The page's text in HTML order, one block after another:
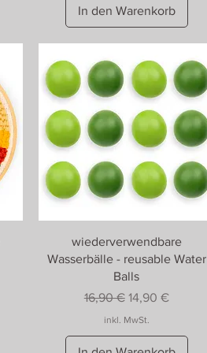
In den Warenkorb
wiederverwendbare
Wasserbälle - reusable Water
Balls
Standardpreis
16,90 € Sale-Preis
14,90 €
inkl. MwSt.